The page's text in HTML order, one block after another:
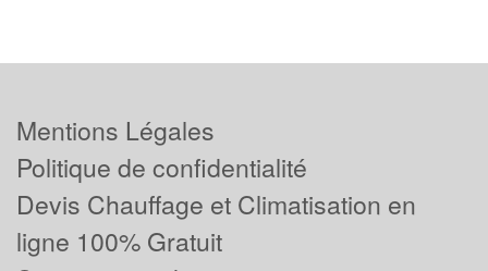
Mentions Légales
Politique de confidentialité
Devis Chauffage et Climatisation en
ligne 100% Gratuit